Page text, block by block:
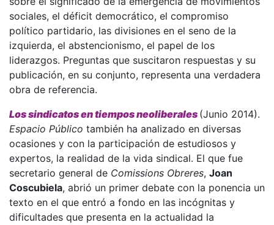
sociales, el déficit democrático, el compromiso
político partidario, las divisiones en el seno de la
izquierda, el abstencionismo, el papel de los
liderazgos. Preguntas que suscitaron respuestas y su
publicación, en su conjunto, representa una verdadera
obra de referencia.
Los sindicatos en tiempos neoliberales (Junio 2014).
Espacio Público también ha analizado en diversas
ocasiones y con la participación de estudiosos y
expertos, la realidad de la vida sindical. El que fue
secretario general de Comissions Obreres, Joan
Coscubiela, abrió un primer debate con la ponencia un
texto en el que entró a fondo en las incógnitas y
dificultades que presenta en la actualidad la